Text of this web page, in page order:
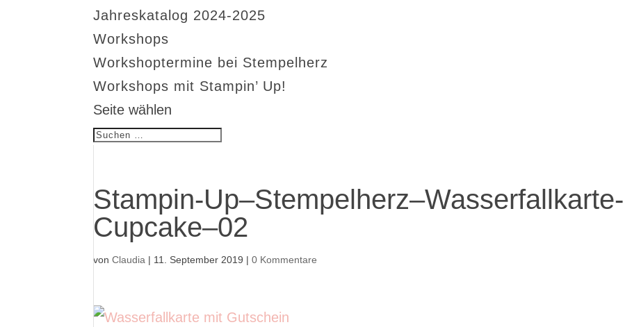
Jahreskatalog 2024-2025
Workshops
Workshoptermine bei Stempelherz
Workshops mit Stampin’ Up!
Seite wählen
Stampin-Up–Stempelherz–Wasserfallkarte-
Cupcake–02
vonClaudia | 11. September 2019 |0 Kommentare